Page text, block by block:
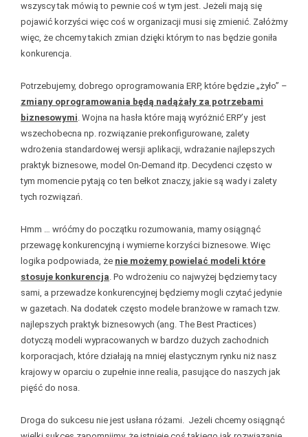
wszyscy tak mówią to pewnie coś w tym jest. Jeżeli mają się
pojawić korzyści więc coś w organizacji musi się zmienić. Załóżmy
więc, że chcemy takich zmian dzięki którym to nas będzie goniła
konkurencja.
Potrzebujemy, dobrego oprogramowania ERP, które będzie „żyło” –
zmiany oprogramowania będą nadążały za potrzebami
biznesowymi. Wojna na hasła które mają wyróżnić ERP’y jest
wszechobecna np. rozwiązanie prekonfigurowane, zalety
wdrożenia standardowej wersji aplikacji, wdrażanie najlepszych
praktyk biznesowe, model On-Demand itp. Decydenci często w
tym momencie pytają co ten bełkot znaczy, jakie są wady i zalety
tych rozwiązań.
Hmm … wróćmy do początku rozumowania, mamy osiągnąć
przewagę konkurencyjną i wymierne korzyści biznesowe. Więc
logika podpowiada, że nie możemy powielać modeli które
stosuje konkurencja. Po wdrożeniu co najwyżej będziemy tacy
sami, a przewadze konkurencyjnej będziemy mogli czytać jedynie
w gazetach. Na dodatek często modele branżowe w ramach tzw.
najlepszych praktyk biznesowych (ang. The Best Practices)
dotyczą modeli wypracowanych w bardzo dużych zachodnich
korporacjach, które działają na mniej elastycznym rynku niż nasz
krajowy w oparciu o zupełnie inne realia, pasujące do naszych jak
pięść do nosa.
Droga do sukcesu nie jest usłana różami. Jeżeli chcemy osiągnąć